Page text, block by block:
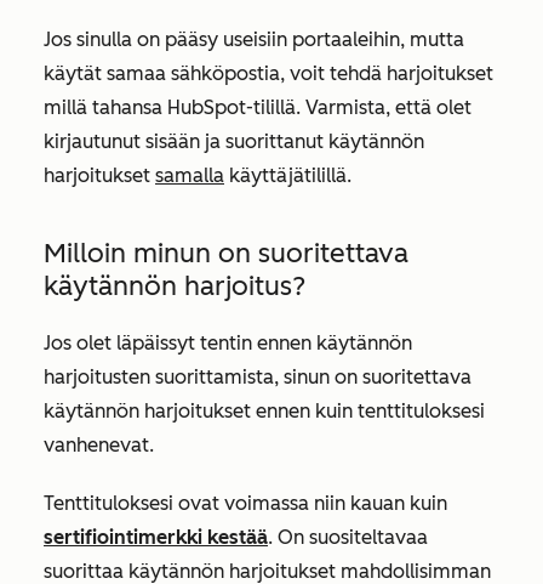
Jos sinulla on pääsy useisiin portaaleihin, mutta
käytät samaa sähköpostia, voit tehdä harjoitukset
millä tahansa HubSpot-tilillä. Varmista, että olet
kirjautunut sisään ja suorittanut käytännön
harjoitukset samalla käyttäjätilillä.
Milloin minun on suoritettava
käytännön harjoitus?
Jos olet läpäissyt tentin ennen käytännön
harjoitusten suorittamista, sinun on suoritettava
käytännön harjoitukset ennen kuin tenttituloksesi
vanhenevat.
Tenttituloksesi ovat voimassa niin kauan kuin
sertifiointimerkki kestää. On suositeltavaa
suorittaa käytännön harjoitukset mahdollisimman